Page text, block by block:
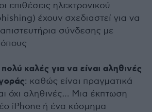
επιθέσεις ηλεκτρονικού
έχουν σχεδιαστεί για να
σύνδεσης με
καλές για να είναι αληθινές
: καθώς είναι πραγματικά
όχι αληθινές... Μια έκπτωση
iPhone ή ένα κόσμημα